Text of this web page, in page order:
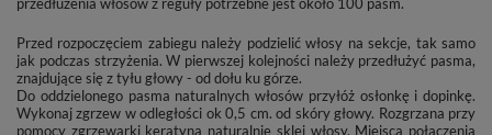
Przed rozpoczęciem zabiegu należy podzielić włosy na sekcje, tak samo
jak podczas strzyżenia. W pierwszej kolejności należy przedłużyć pasma,
znajdujące się z tyłu głowy - od dołu ku górze.
Do oddzielonego pasma naturalnych włosów przyłóż osłonkę i dopinkę.
Wykonaj zgrzew w odległości ok 0,5 cm. od skóry głowy. Rozgrzana przy
pomocy zgrzewarki keratyna naturalnie sklei włosy. Miejsca połączenia